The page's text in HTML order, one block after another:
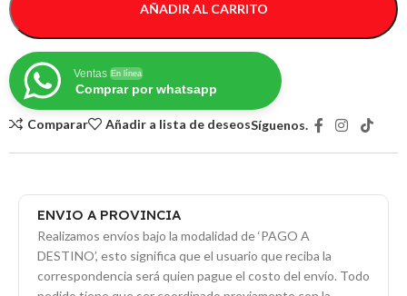
AÑADIR AL CARRITO
Ventas En línea
Comprar por whatsapp
Comparar Añadir a lista de deseosSíguenos.
ENVIO A PROVINCIA
Realizamos envíos bajo la modalidad de ‘PAGO A
DESTINO’, esto significa que el usuario que reciba la
correspondencia será quien pague el costo del envío. Todo